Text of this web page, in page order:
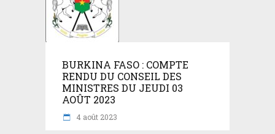
BURKINA FASO : COMPTE
RENDU DU CONSEIL DES
MINISTRES DU JEUDI 03
AOÛT 2023
4 août 2023